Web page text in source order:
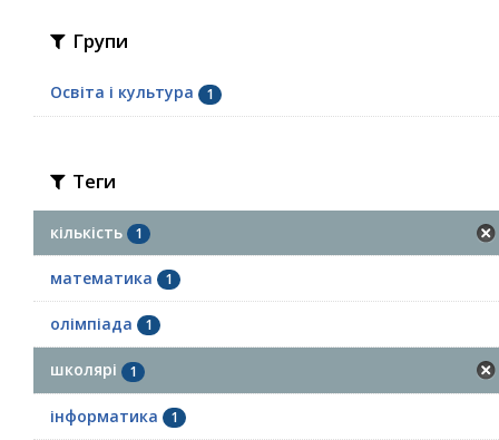
Групи
Освіта і культура 1
Теги
кількість 1
математика 1
олімпіада 1
школярі 1
інформатика 1